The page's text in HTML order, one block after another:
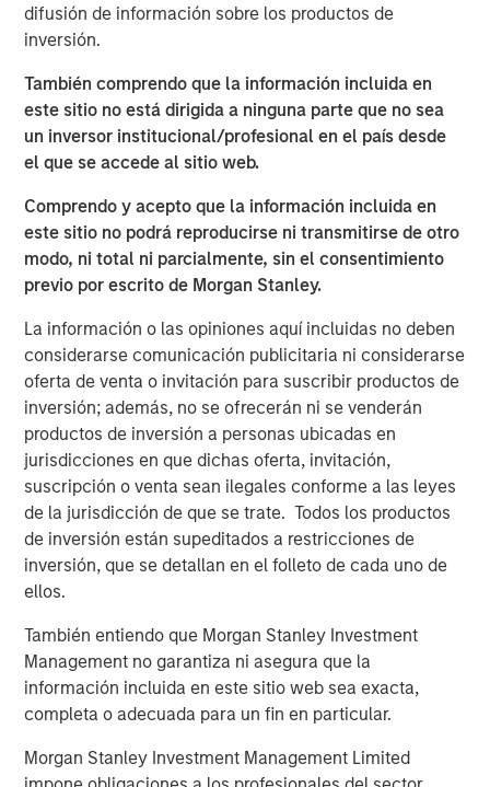
difusión de información sobre los productos de
inversión.
También comprendo que la información incluida en
este sitio no está dirigida a ninguna parte que no sea
un inversor institucional/profesional en el país desde
el que se accede al sitio web.
Comprendo y acepto que la información incluida en
este sitio no podrá reproducirse ni transmitirse de otro
modo, ni total ni parcialmente, sin el consentimiento
previo por escrito de Morgan Stanley.
La información o las opiniones aquí incluidas no deben
considerarse comunicación publicitaria ni considerarse
oferta de venta o invitación para suscribir productos de
inversión; además, no se ofrecerán ni se venderán
productos de inversión a personas ubicadas en
jurisdicciones en que dichas oferta, invitación,
suscripción o venta sean ilegales conforme a las leyes
de la jurisdicción de que se trate. Todos los productos
de inversión están supeditados a restricciones de
inversión, que se detallan en el folleto de cada uno de
ellos.
También entiendo que Morgan Stanley Investment
Management no garantiza ni asegura que la
información incluida en este sitio web sea exacta,
completa o adecuada para un fin en particular.
Morgan Stanley Investment Management Limited
Advise nuance
manage change, not just how they fund it
This research draws on three distinct pillars that broaden
the perspective and complement the fundamentally
driven investment process. It’s a collaboration among
Counterpoint Global’s disruptive change research,
sustainability research, and consilient research teams,
alongside its sector specialists and investors, to develop
variant perceptions on companies and technologies
AI’s second-order effect: The productivity revolution
Thinking about investing in world-changing technologies,
one pattern stands out: the best opportunities are
often second-order effects
Investing in “world-changing technology”
Studying technological shifts and value
creation over the last century